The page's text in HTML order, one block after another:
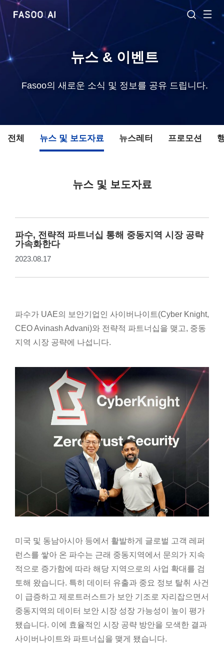
뉴스 & 이벤트
Fasoo의 새로운 소식 및 정보를 공유 드립니다.
전체 뉴스 및 보도자료 뉴스레터 프로모션
뉴스 및 보도자료
파수, 전략적 파트너십 통해 중동지역 시장 공략
가속화한다
2023.08.17
파수가 UAE의 보안기업인 사이버나이트(Cyber Knight,
CEO Avinash Advani)와 전략적 파트너십을 맺고, 중동
지역 시장 공략에 나섭니다.
미국 및 동남아시아 등에서 활발하게 글로벌 고객 레퍼
런스를 쌓아 온 파수는 근래 중동지역에서 문의가 지속
적으로 증가함에 따라 해당 지역으로의 사업 확대를 검
토해 왔습니다. 특히 데이터 유출과 중요 정보 탈취 사건
이 급증하고 제로트러스트가 보안 기조로 자리잡으면서
중동지역의 데이터 보안 시장 성장 가능성이 높이 평가
됐습니다. 이에 효율적인 시장 공략 방안을 모색한 결과
사이버나이트와 파트너십을 맺게 됐습니다.